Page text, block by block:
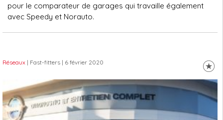
pour le comparateur de garages qui travaille également
avec Speedy et Norauto.
Réseaux | Fast-fitters | 6 février 2020